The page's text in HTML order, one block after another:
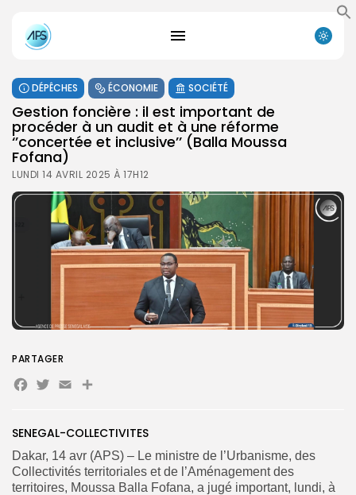
FR
DÉPÊCHES ÉCONOMIE SOCIÉTÉ
Gestion foncière : il est important de
procéder à un audit et à une réforme
‘’concertée et inclusive’’ (Balla Moussa
Fofana)
LUNDI 14 AVRIL 2025 À 17H12
SENEGAL-COLLECTIVITES
Dakar, 14 avr (APS) – Le ministre de l’Urbanisme, des
Collectivités territoriales et de l’Aménagement des
territoires, Moussa Balla Fofana, a jugé important, lundi, à
PARTAGER
Facebook
Twitter
EmailPartager